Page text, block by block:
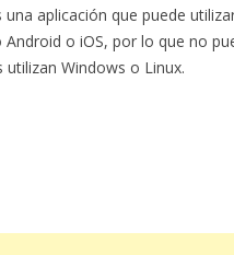
una aplicación que puede
o iOS, por lo que no
utilizan Windows o Linux.